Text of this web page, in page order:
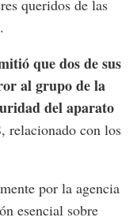
queridos de las
que dos de sus
al grupo de la
del aparato
relacionado con los
por la agencia
esencial sobre